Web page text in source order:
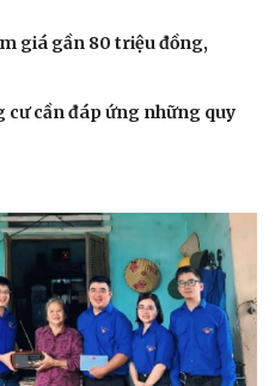
giá gần 80 triệu đồng,
cư cần đáp ứng những quy